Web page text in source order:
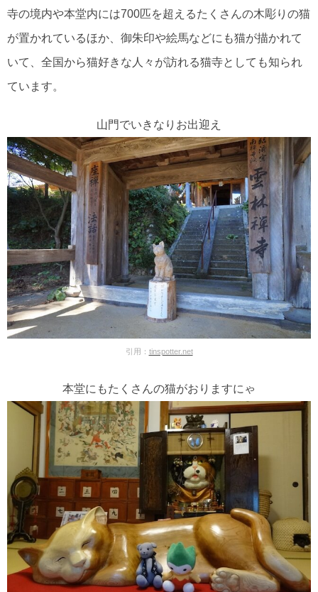
寺の境内や本堂内には700匹を超えるたくさんの木彫りの猫
が置かれているほか、御朱印や絵馬などにも猫が描かれて
いて、全国から猫好きな人々が訪れる猫寺としても知られ
ています。
山門でいきなりお出迎え
引用： tinspotter.net
本堂にもたくさんの猫がおりますにゃ